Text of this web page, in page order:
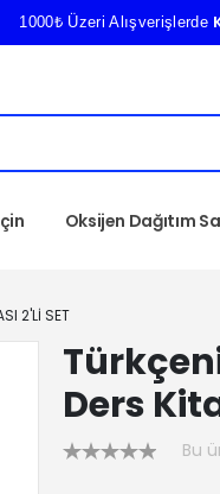
1000₺ Üzeri Alışverişlerde
Oksijen Dağıtım
2'LI SET
Ders
Bu